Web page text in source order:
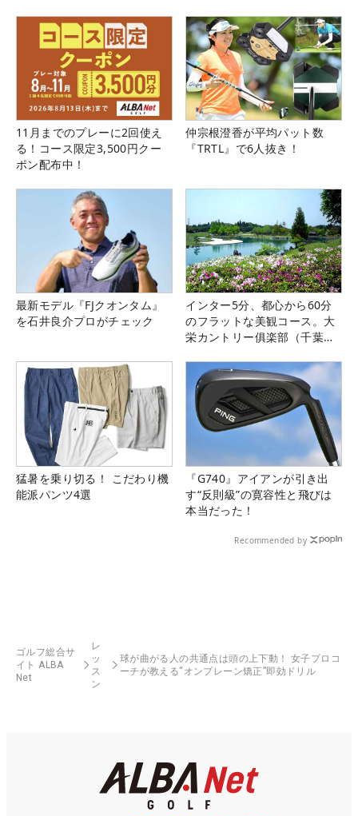
11月までのプレーに2回使え
る！コース限定3,500円クー
ポン配布中！
仲宗根澄香が平均パット数
『TRTL』で6人抜き！
最新モデル『FJクオンタム』
を石井良介プロがチェック
インター5分、都心から60分
のフラットな美観コース。大
栄カントリー俱楽部（千葉
猛暑を乗り切る！ こだわり機
能派パンツ4選
『G740』アイアンが引き出
す“反則級”の寛容性と飛びは
本当だった！
Recommended by
ゴルフ総合サ
イト ALBA
Net
レ
ッ
ス
ン
球が曲がる人の共通点は頭の上下動！ 女子プロコ
ーチが教える“オンプレーン矯正”即効ドリル